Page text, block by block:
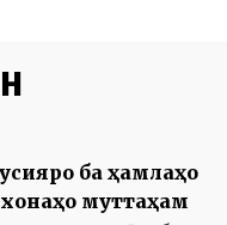
ба ҳамлаҳо
муттаҳам